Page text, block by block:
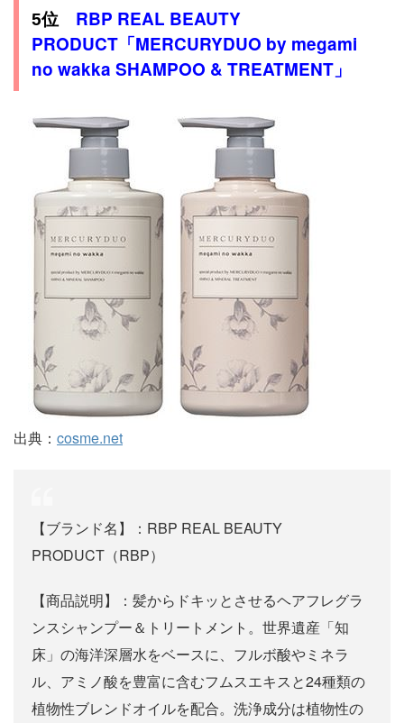
5位 RBP REAL BEAUTY
PRODUCT「MERCURYDUO by megami
no wakka SHAMPOO & TREATMENT」
出典： cosme.net
【ブランド名】：RBP REAL BEAUTY
PRODUCT（RBP）
【商品説明】：髪からドキッとさせるヘアフレグラ
ンスシャンプー＆トリートメント。世界遺産「知
床」の海洋深層水をベースに、フルボ酸やミネラ
ル、アミノ酸を豊富に含むフムスエキスと24種類の
植物性ブレンドオイルを配合。洗浄成分は植物性の